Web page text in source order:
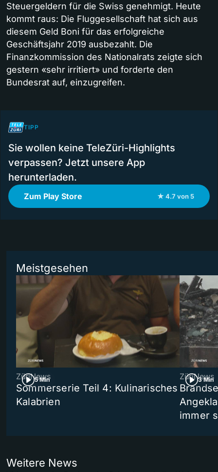
Steuergeldern für die Swiss genehmigt. Heute
kommt raus: Die Fluggesellschaft hat sich aus
diesem Geld Boni für das erfolgreiche
Geschäftsjahr 2019 ausbezahlt. Die
Finanzkommission des Nationalrats zeigte sich
gestern «sehr irritiert» und forderte den
Bundesrat auf, einzugreifen.
TIPP
Sie wollen keine TeleZüri-Highlights
verpassen? Jetzt unsere App
herunterladen.
Zum Play Store ★ 4.7 von 5
Meistgesehen
5 Min
ZüriNews
Sommerserie Teil 4: Kulinarisches
Kalabrien
3 Min
ZüriNews
immer
Weitere News